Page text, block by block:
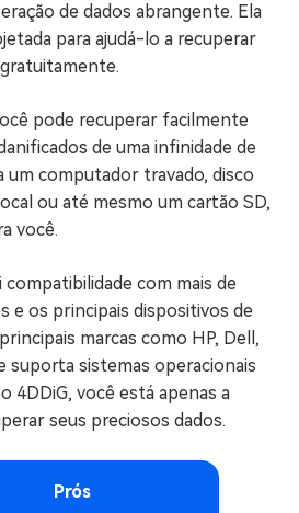
de dados abrangente. Ela
para ajudá-lo a recuperar
pode recuperar facilmente
de uma infinidade de
um computador travado, disco
ou até mesmo um cartão SD,
você.
com mais de
e os principais dispositivos de
marcas como HP, Dell,
suporta sistemas operacionais
4DDiG, você está apenas a
seus preciosos dados.
Prós